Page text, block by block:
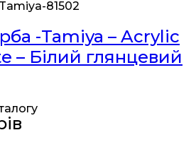
-Tamiya – Acrylic
– Білий глянцевий